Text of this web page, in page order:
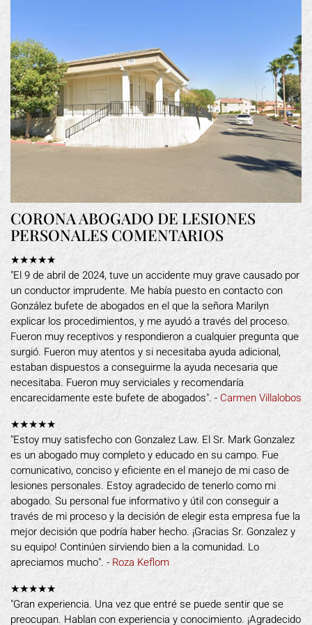
CORONA ABOGADO DE LESIONES
PERSONALES COMENTARIOS
★★★★★
"El 9 de abril de 2024, tuve un accidente muy grave causado por
un conductor imprudente. Me había puesto en contacto con
González bufete de abogados en el que la señora Marilyn
explicar los procedimientos, y me ayudó a través del proceso.
Fueron muy receptivos y respondieron a cualquier pregunta que
surgió. Fueron muy atentos y si necesitaba ayuda adicional,
estaban dispuestos a conseguirme la ayuda necesaria que
necesitaba. Fueron muy serviciales y recomendaría
encarecidamente este bufete de abogados". - Carmen Villalobos
★★★★★
"Estoy muy satisfecho con Gonzalez Law. El Sr. Mark Gonzalez
es un abogado muy completo y educado en su campo. Fue
comunicativo, conciso y eficiente en el manejo de mi caso de
lesiones personales. Estoy agradecido de tenerlo como mi
abogado. Su personal fue informativo y útil con conseguir a
través de mi proceso y la decisión de elegir esta empresa fue la
mejor decisión que podría haber hecho. ¡Gracias Sr. Gonzalez y
su equipo! Continúen sirviendo bien a la comunidad. Lo
apreciamos mucho". - Roza Keflom
★★★★★
"Gran experiencia. Una vez que entré se puede sentir que se
preocupan. Hablan con experiencia y conocimiento. ¡Agradecido